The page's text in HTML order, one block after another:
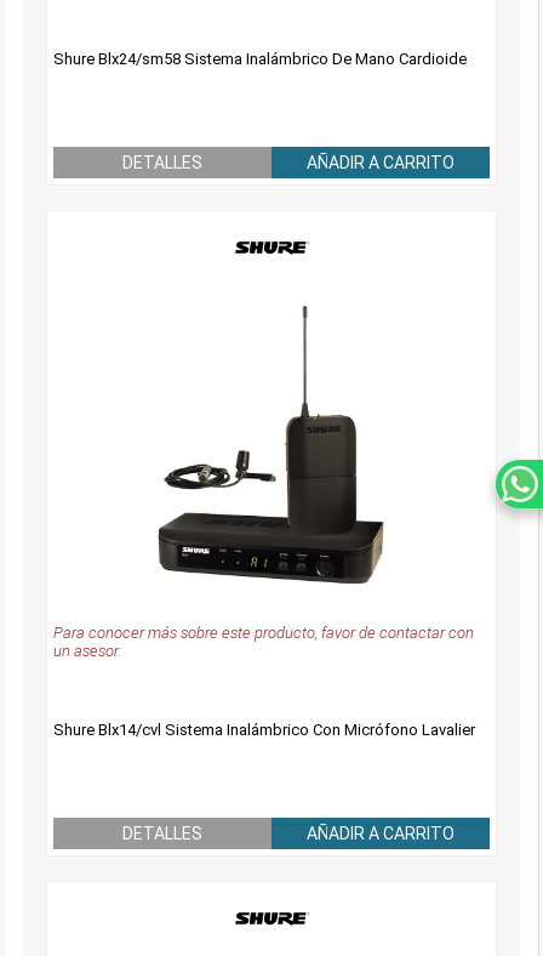
Shure Blx24/sm58 Sistema Inalámbrico De Mano Cardioide
DETALLES AÑADIR A CARRITO
Para conocer más sobre este producto, favor de contactar con
un asesor.
Shure Blx14/cvl Sistema Inalámbrico Con Micrófono Lavalier
DETALLES AÑADIR A CARRITO